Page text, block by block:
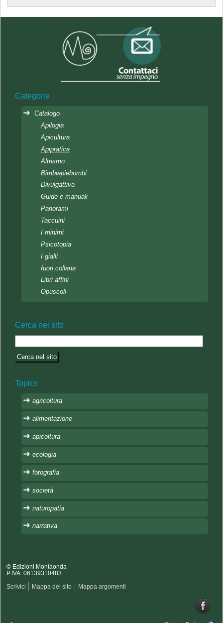
Categorie
Catalogo
Apilogia
Apicultura
Apipratica
Altrismo
Bimbiapiebombi
Divulgattiva
Guide e manuali
Panorami
Taccuini
I minimi
Psicotopia
I gialli
fuori collana
Libri affini
Opuscoli
Cerca nel sito
Topics
agricoltura
alimentazione
apicoltura
ecologia
fotografia
società
naturopatia
narrativa
© Edizioni Montaonda
P.IVA: 06139310483
Scrivici Mappa del sito Mappa argomenti